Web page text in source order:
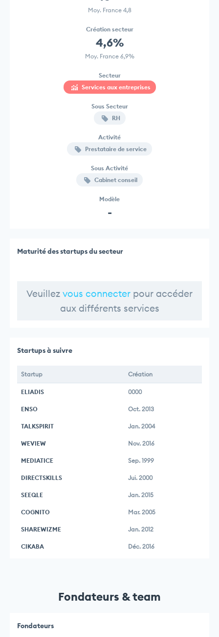
Moy. France 4,8
Création secteur
4,6%
Moy. France 6,9%
Secteur
Services aux entreprises
Sous Secteur
RH
Activité
Prestataire de service
Sous Activité
Cabinet conseil
Modèle
-
Maturité des startups du secteur
Veuillez vous connecter pour accéder
aux différents services
Startups à suivre
Startup Création
ELIADIS 0000
ENSO Oct. 2013
TALKSPIRIT Jan. 2004
WEVIEW Nov. 2016
MEDIATICE Sep. 1999
DIRECTSKILLS Jui. 2000
SEEQLE Jan. 2015
COGNITO Mar. 2005
SHAREWIZME Jan. 2012
CIKABA Déc. 2016
Fondateurs & team
Fondateurs